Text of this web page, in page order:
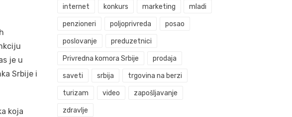
je u
Srbije i
koja
internet konkurs marketing mladi
penzioneri poljoprivreda posao
poslovanje preduzetnici
Privredna komora Srbije prodaja
saveti srbija trgovina na berzi
turizam video zapošljavanje
zdravlje